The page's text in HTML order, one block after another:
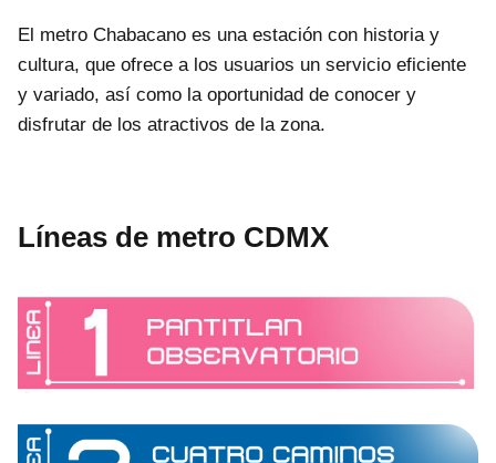
El metro Chabacano es una estación con historia y
cultura, que ofrece a los usuarios un servicio eficiente
y variado, así como la oportunidad de conocer y
disfrutar de los atractivos de la zona.
Líneas de metro CDMX